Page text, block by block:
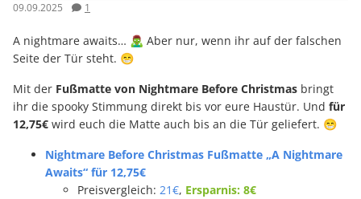
09.09.2025 1
A nightmare awaits… 🧟‍♂️ Aber nur, wenn ihr auf der falschen
Seite der Tür steht. 😁
Mit der Fußmatte von Nightmare Before Christmas bringt
ihr die spooky Stimmung direkt bis vor eure Haustür. Und für
12,75€ wird euch die Matte auch bis an die Tür geliefert. 😁
Nightmare Before Christmas Fußmatte „A Nightmare
Awaits“ für 12,75€
Preisvergleich: 21€, Ersparnis: 8€